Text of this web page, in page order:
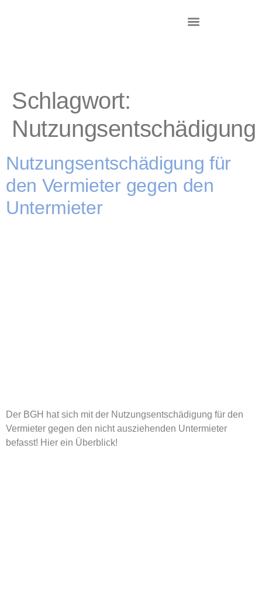
Schlagwort:
Nutzungsentschädigung
Nutzungsentschädigung für
den Vermieter gegen den
Untermieter
Der BGH hat sich mit der Nutzungsentschädigung für den
Vermieter gegen den nicht ausziehenden Untermieter
befasst! Hier ein Überblick!